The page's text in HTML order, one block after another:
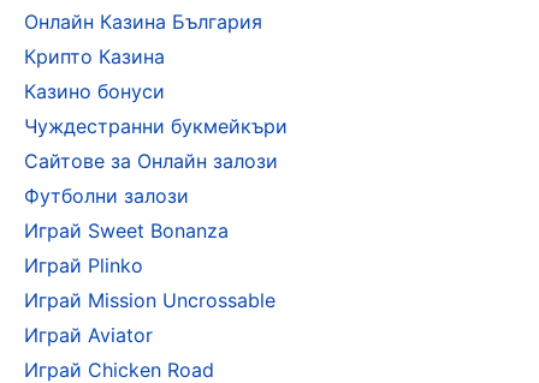
Онлайн Казина България
Крипто Казина
Казино бонуси
Чуждестранни букмейкъри
Сайтове за Онлайн залози
Футболни залози
Играй Sweet Bonanza
Играй Plinko
Играй Mission Uncrossable
Играй Aviator
Играй Chicken Road